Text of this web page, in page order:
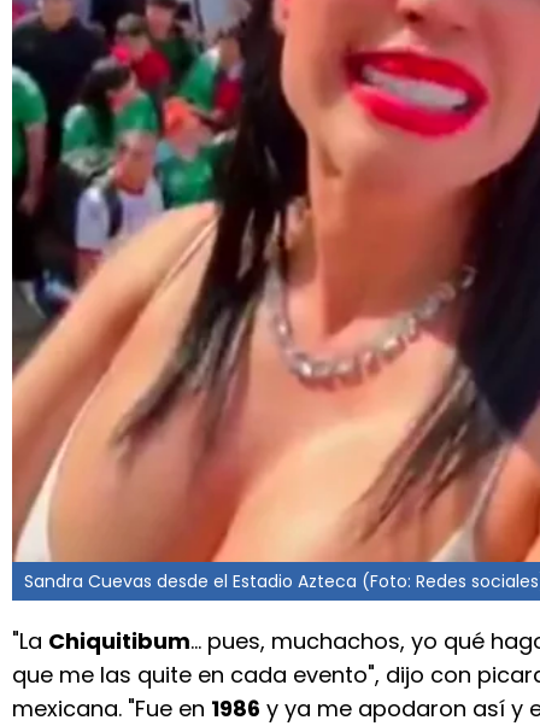
Sandra Cuevas desde el Estadio Azteca (Foto: Redes
"La Chiquitibum... pues, muchachos, yo qué
que me las quite en cada evento", dijo con
mexicana. "Fue en 1986 y ya me apodaron así y